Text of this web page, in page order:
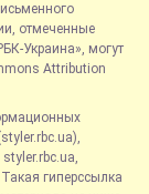
отмеченные
Украина», могут
Attribution
гиперссылка